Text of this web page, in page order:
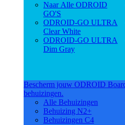
Naar Alle ODROID
GO'S
ODROID-GO ULTRA
Clear White
ODROID-GO ULTRA
Dim Gray
Bescherm jouw ODROID
behuizingen.
Alle Behuizingen
Behuizing N2+
Behuizingen C4